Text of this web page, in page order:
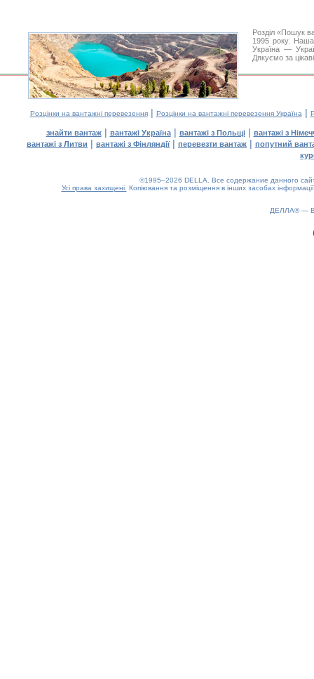
Розділ «Пошук
1995 року. Наша
Україна —
Дякуємо за
Розцінки на вантажні перевезення| Розцінки на вантажні перевезення Україна |
знайти вантаж| вантажі Україна| вантажі з Польщі| вантажі з
вантажі з Литви | вантажі з Фінляндії| перевезти вантаж | попутний
©1995–2026 DELLA. Все содержание данного
Усі права захищені. Копіювання та розміщення в інших засобах
ДЕЛЛА® —